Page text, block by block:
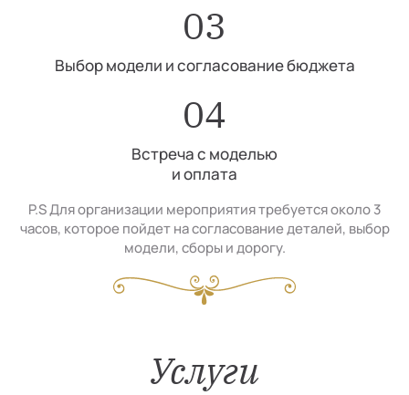
03
Выбор модели и согласование бюджета
04
Встреча с моделью
и оплата
P.S Для организации мероприятия требуется около 3
часов, которое пойдет на согласование деталей, выбор
модели, сборы и дорогу.
Услуги